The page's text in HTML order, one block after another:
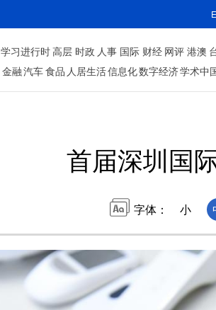
学习进行时高层 时政 人事 国际 财经 网评 港澳
金融汽车食品 人居生活信息化数字经济学术中
首届深圳国
字体： 小